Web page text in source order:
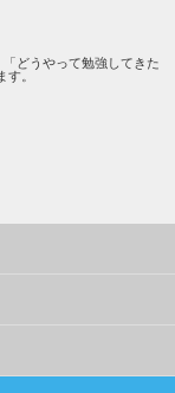
どうやって勉強してきた
。